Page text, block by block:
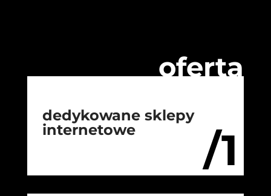
oferta
/1
dedykowane sklepy
internetowe